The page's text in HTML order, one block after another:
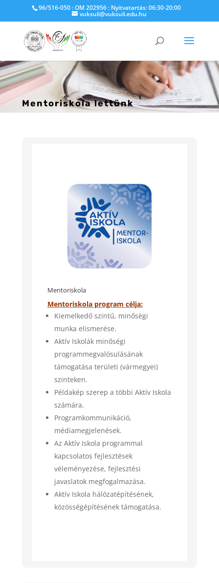
96/516-050 : OM 202956 : Nyitvatartás: 06:30-20:00
vuksuli@vuksuli.edu.hu
Mentoriskola lettünk
Mentoriskola
Mentoriskola program célja:
Kiemelkedő szintű, minőségi
munka elismerése.
Aktív Iskolák minőségi
programmegvalósulásának
támogatása területi (vármegyei)
szinteken.
Példakép szerep a többi Aktív Iskola
számára.
Programkommunikáció,
médiamegjelenések.
Az Aktív Iskola programmal
kapcsolatos fejlesztések
véleményezése, fejlesztési
javaslatok megfogalmazása.
Aktív Iskola hálózatépítésének,
közösségépítésének támogatása.